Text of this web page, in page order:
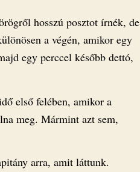
hosszú posztot írnék, de
a végén, amikor egy
egy perccel később dettó,
első felében, amikor a
meg. Mármint azt sem,
arra, amit láttunk.